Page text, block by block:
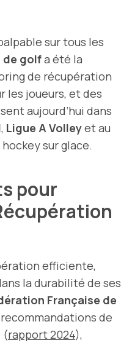
sur tous les
de golfa été la
de récupération
les joueurs, et des
aujourd’hui dans
, Ligue A Volleyet au
sur glace.
pour
efficiente,
la durabilité de ses
Française de
de
(rapport 2024),